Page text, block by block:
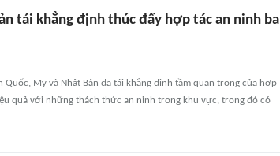
tái khẳng định thúc đẩy hợp tác an ninh ba
Quốc, Mỹ và Nhật Bản đã tái khẳng định tầm quan trọng của hợp
quả với những thách thức an ninh trong khu vực, trong đó có